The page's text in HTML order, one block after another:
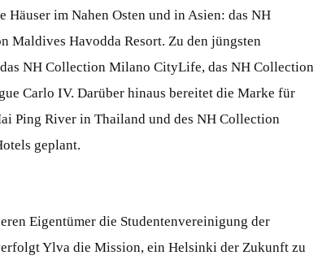
im Nahen Osten und in Asien: das NH
Maldives Havodda Resort. Zu den jüngsten
NH Collection Milano CityLife, das NH Collection
Carlo IV. Darüber hinaus bereitet die Marke für
Ping River in Thailand und des NH Collection
geplant.
Eigentümer die Studentenvereinigung der
Ylva die Mission, ein Helsinki der Zukunft zu